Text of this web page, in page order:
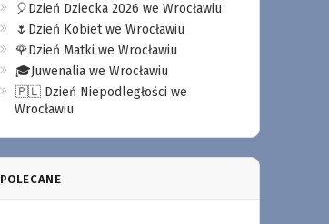
🎈Dzień Dziecka 2026 we Wrocławiu
🌷Dzień Kobiet we Wrocławiu
🌹Dzień Matki we Wrocławiu
🎓Juwenalia we Wrocławiu
🇵🇱 Dzień Niepodległości we
Wrocławiu
POLECANE